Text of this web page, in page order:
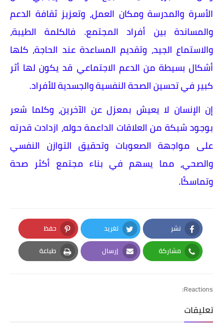
الأسرة والمدرسة ومكان العمل، وتعزيز ثقافة الدعم
والمساندة بين أفراد المجتمع. فالكلمة الطيبة،
والاستماع الجيد، وتقديم المساعدة عند الحاجة، كلها
أشكال بسيطة من الدعم الاجتماعي قد يكون لها أثر
كبير في تحسين الصحة النفسية والجسدية للأفراد.
إن الإنسان لا يعيش بمعزل عن الآخرين، وكلما شعر
بوجود شبكة من العلاقات الداعمة حوله، ازدادت قدرته
على مواجهة الصعوبات وتحقيق التوازن النفسي
والصحي، مما يسهم في بناء مجتمع أكثر صحة
وتماسكًا.
نشر
Facebook
تغريد
Twitter
حفظ
Pinterest
مشاركة
Whatsapp
إرسال
Email
طباعة
Print
Reactions:
تعليقات